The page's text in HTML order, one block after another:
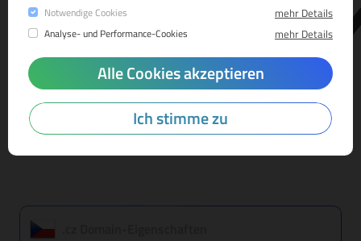
Notwendige Cookies mehr Details
Analyse- und Performance-Cookies mehr Details
Alle Cookies akzeptieren
Ich stimme zu
Mehr Infos zur Domain-Endung